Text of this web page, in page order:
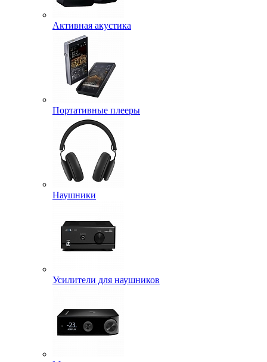
Активная акустика
Портативные плееры
Наушники
Усилители для наушников